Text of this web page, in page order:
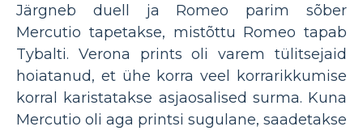
Järgneb duell ja Romeo parim sõber
Mercutio tapetakse, mistõttu Romeo tapab
Tybalti. Verona prints oli varem tülitsejaid
hoiatanud, et ühe korra veel korrarikkumise
korral karistatakse asjaosalised surma. Kuna
Mercutio oli aga printsi sugulane, saadetakse